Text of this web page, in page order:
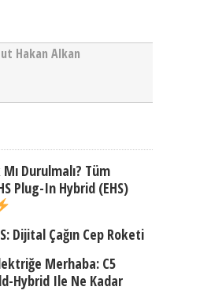
Hakan Alkan
Mı Durulmalı? Tüm
Plug-In Hybrid (EHS)
Dijital Çağın Cep Roketi
Merhaba: C5
Hybrid Ile Ne Kadar